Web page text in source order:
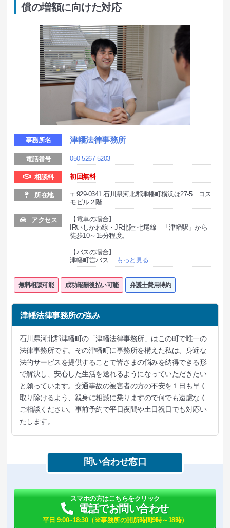
償の増額に向けた対応
事務所名 津幡法律事務所
電話番号 050-5267-5203
相談料 初回無料
所在地
〒929-0341 石川県河北郡津幡町横浜ほ27-5 コス
モビル２階
アクセス
【電車の場合】
IRいしかわ線・JR北陸 七尾線 「津幡駅」から
徒歩10～15分程度。
【バスの場合】
津幡町営バス
もっと見る
無料相談可能 成功報酬後払い可能 弁護士費用特約
津幡法律事務所の強み
石川県河北郡津幡町の「津幡法律事務所」はこの町で唯一の
法律事務所です。その津幡町に事務所を構えた私は、身近な
法的サービスを提供することで皆さまの悩みを納得できる形
で解決し、安心した生活を送れるようになっていただきたい
と願っています。交通事故の被害者の方の不安を１日も早く
取り除けるよう、親身に相談に乗りますので何でも遠慮なく
ご相談ください。事前予約で平日夜間や土日祝日でも対応い
たします。
問い合わせ窓口
スマホの方はこちらをクリック
電話でお問い合わせ
平日 9:00~18:30（※事務所の開所時間9時～18時）